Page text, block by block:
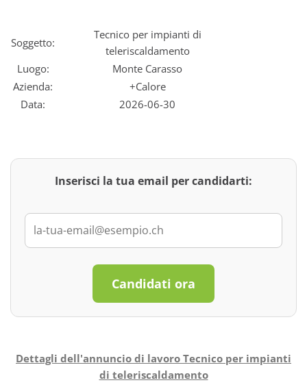
Soggetto:
Tecnico per impianti di
teleriscaldamento
Luogo:
Monte Carasso
Azienda:
+Calore
Data:
2026-06-30
Inserisci la tua email per candidarti:
Candidati ora
Dettagli dell'annuncio di lavoro Tecnico per impianti
di teleriscaldamento